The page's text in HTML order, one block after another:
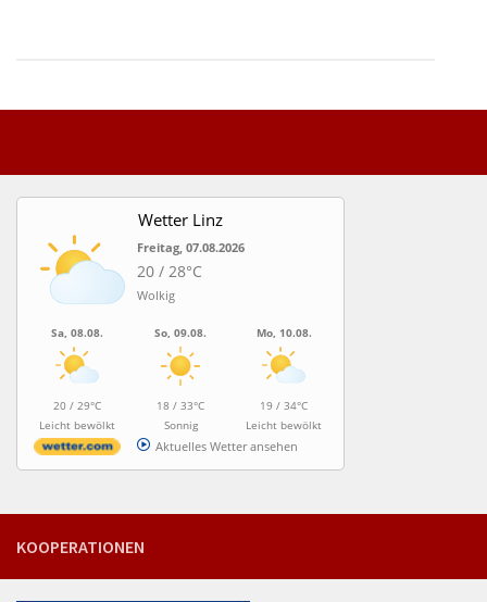
Wetter Linz
Freitag, 07.08.2026
20 / 28°C
Wolkig
Sa, 08.08.
20 / 29°C
Leicht bewölkt
So, 09.08.
18 / 33°C
Sonnig
Mo, 10.08.
19 / 34°C
Leicht bewölkt
Aktuelles Wetter ansehen
KOOPERATIONEN